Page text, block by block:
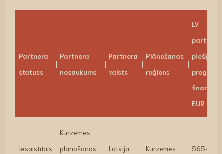
Partnera
statuss
Partnera
nosaukums
Partnera
valsts
Plānošanas
reģions
LV
EUR
Iesaistītais
Kurzemes
plānošanas
Latvija Kurzemes